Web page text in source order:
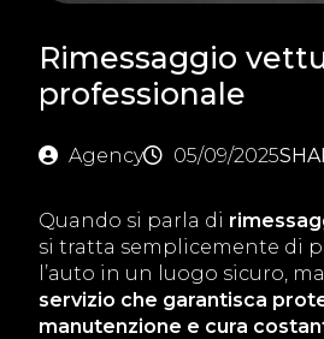
Rimessaggio
professionale
Agency 05/09/2025
Quando si parla di
si tratta semplicemente di
l’auto in un luogo sicuro,
servizio che garantisca
manutenzione e cura